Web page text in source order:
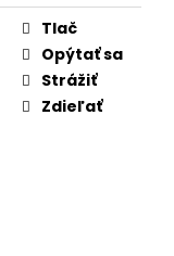
Tlač
Opýtať sa
Strážiť
Zdieľať